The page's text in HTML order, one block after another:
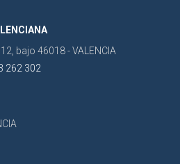
bajo 46018 - VALENCIA
262 302